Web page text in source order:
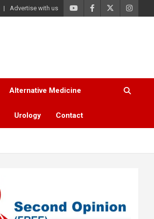
Advertise with us
Alternative Medicine
Urology Contact